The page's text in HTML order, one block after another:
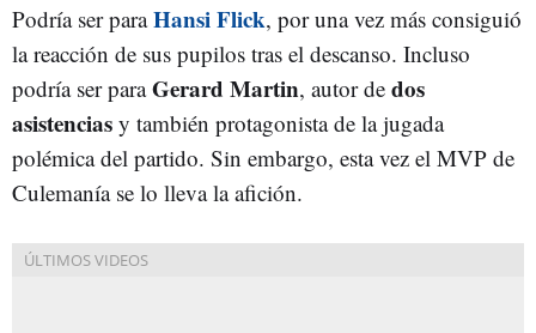
Podría ser paraHansi Flick, por una vez más consiguió
la reacción de sus pupilos tras el descanso. Incluso
podría ser paraGerard Martin, autor de dos
asistencias y también protagonista de la jugada
polémica del partido. Sin embargo, esta vez el MVP de
Culemanía se lo lleva la afición.